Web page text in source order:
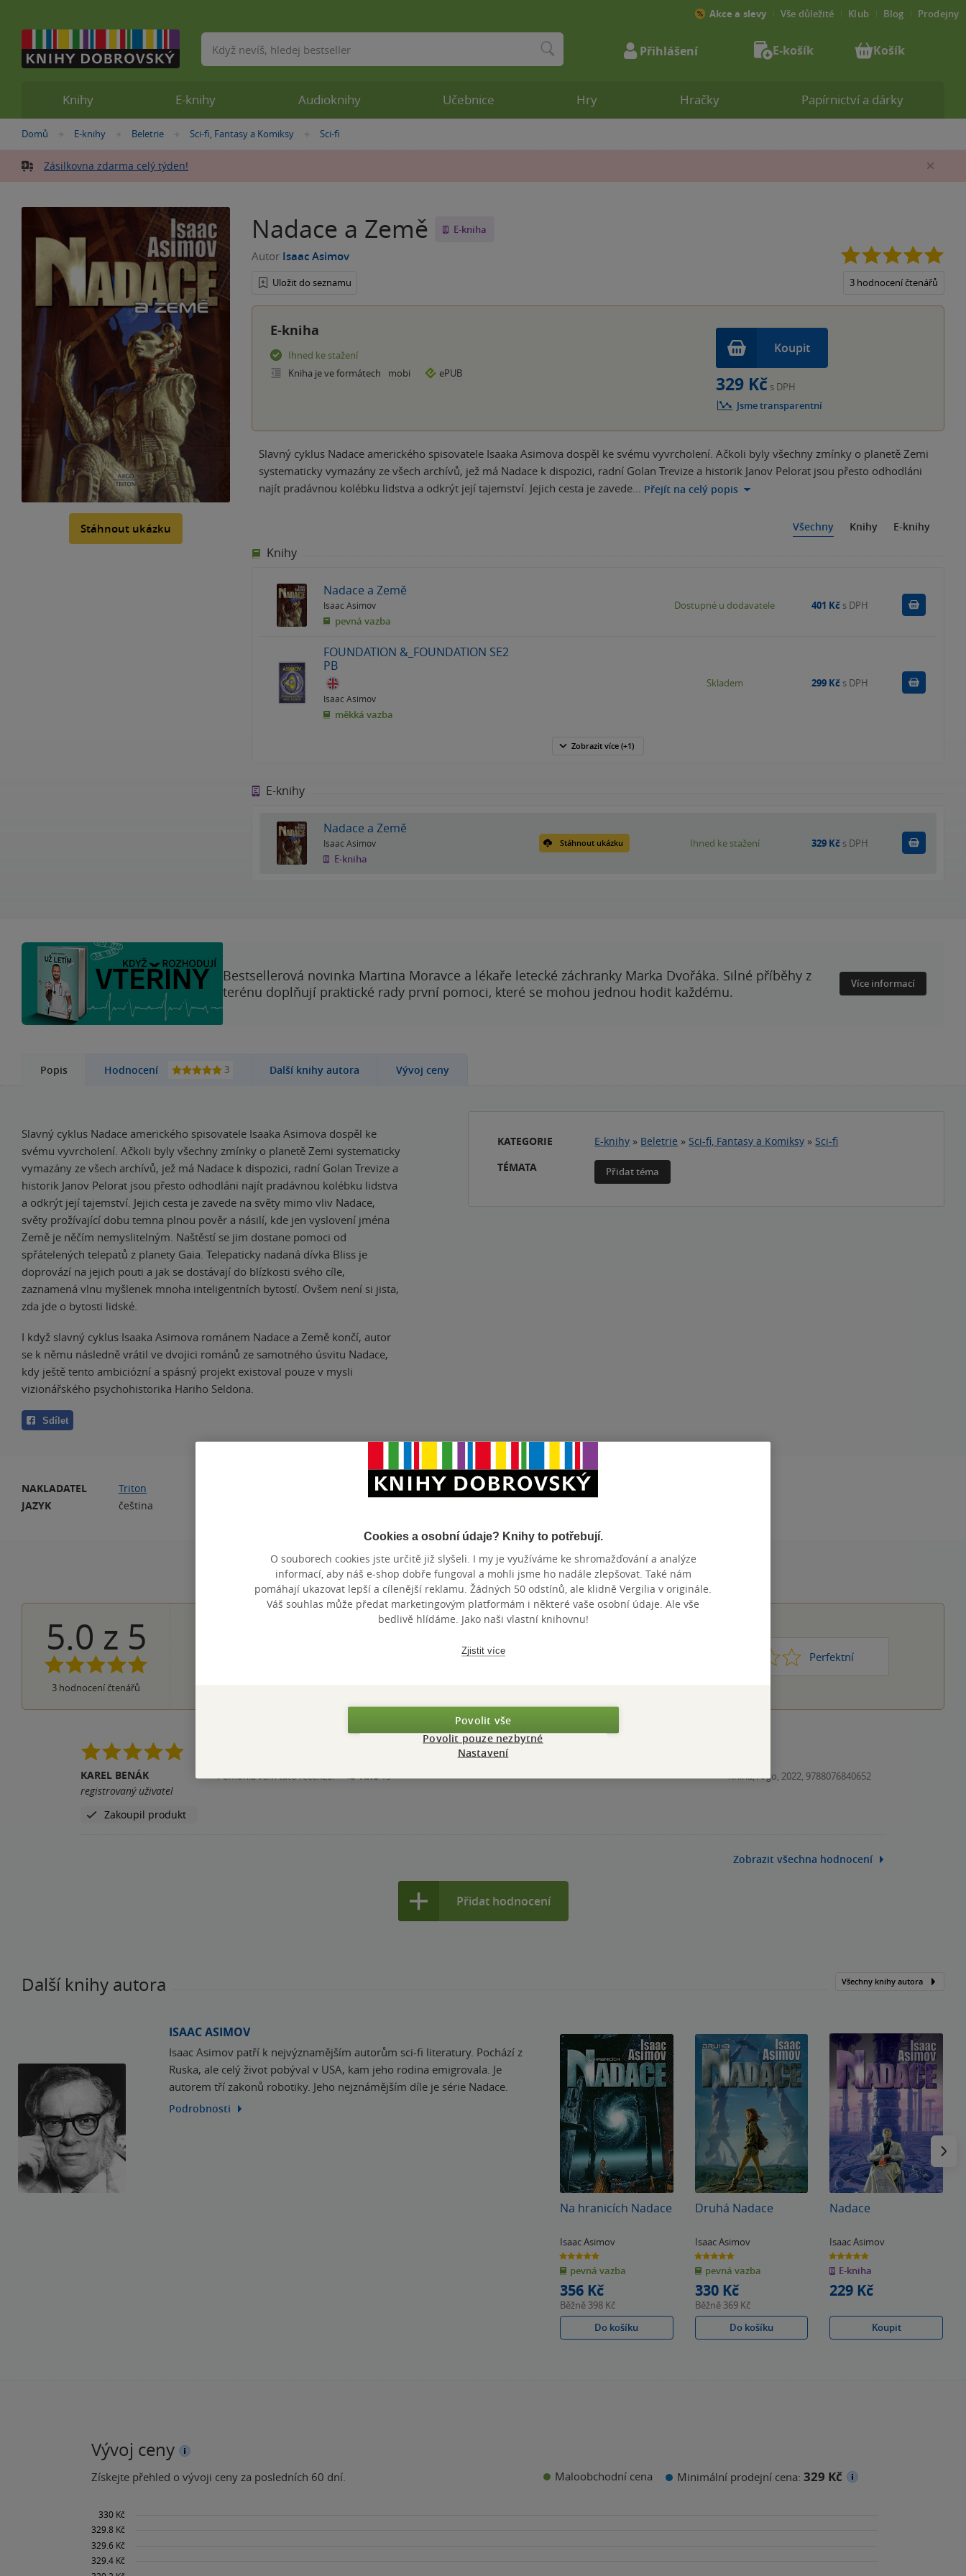
Nacházíte
zde:
Domů »
E-knihy »
Beletrie »
Sci-fi, Fantasy a Komiksy »
Sci-fi
Zásilkovna zdarma celý týden!
Stáhnout ukázku
Nadace a Země E-kniha
Autor Isaac Asimov
Uložit do seznamu 3 hodnocení čtenářů
E-kniha
Ihned ke stažení
Kniha je ve formátech
mobi ePUB
Koupit
329 Kč s DPH
Jsme transparentní
Slavný cyklus Nadace amerického spisovatele Isaaka Asimova dospěl ke svému vyvrcholení. Ačkoli byly všechny zmínky o planetě Zemi
systematicky vymazány ze všech archívů, jež má Nadace k dispozici, radní Golan Trevize a historik Janov Pelorat jsou přesto odhodláni
najít pradávnou kolébku lidstva a odkrýt její tajemství. Jejich cesta je zavede… Přejít na celý popis
Všechny Knihy E-knihy
Knihy
Nadace a Země
Isaac Asimov
pevná vazba
Dostupné u dodavatele 401 Kč s DPH
FOUNDATION &_FOUNDATION SE2
PB
Isaac Asimov
měkká vazba
Skladem 299 Kč s DPH
Zobrazit více (+1)
E-knihy
Nadace a Země
Isaac Asimov
E-kniha
Stáhnout ukázku Ihned ke stažení 329 Kč s DPH Koupit
Bestsellerová novinka Martina Moravce a lékaře letecké záchranky Marka Dvořáka. Silné příběhy z
terénu doplňují praktické rady první pomoci, které se mohou jednou hodit každému.
Více informací
Popis Hodnocení 3 Další knihy autora Vývoj ceny
Slavný cyklus Nadace amerického spisovatele Isaaka Asimova dospěl ke
svému vyvrcholení. Ačkoli byly všechny zmínky o planetě Zemi systematicky
vymazány ze všech archívů, jež má Nadace k dispozici, radní Golan Trevize a
historik Janov Pelorat jsou přesto odhodláni najít pradávnou kolébku lidstva
a odkrýt její tajemství. Jejich cesta je zavede na světy mimo vliv Nadace,
světy prožívající dobu temna plnou pověr a násilí, kde jen vyslovení jména
Země je něčím nemyslitelným. Naštěstí se jim dostane pomoci od
spřátelených telepatů z planety Gaia. Telepaticky nadaná dívka Bliss je
doprovází na jejich pouti a jak se dostávají do blízkosti svého cíle,
zaznamená vlnu myšlenek mnoha inteligentních bytostí. Ovšem není si jista,
zda jde o bytosti lidské.
I když slavný cyklus Isaaka Asimova románem Nadace a Země končí, autor
se k němu následně vrátil ve dvojici románů ze samotného úsvitu Nadace,
kdy ještě tento ambiciózní a spásný projekt existoval pouze v mysli
vizionářského psychohistorika Hariho Seldona.
Sdílet
KATEGORIE E-knihy » Beletrie » Sci-fi, Fantasy a Komiksy » Sci-fi
TÉMATA
Přidat téma
NAKLADATEL
Triton
JAZYK
čeština
374
Hodnocení a recenze čtenářů
5.0 z 5
3 hodnocení čtenářů
Hodnocení našich knihkupců: 0.0 z 5 Perfektní
KAREL BENÁK
registrovaný uživatel
Zakoupil produkt
Nadace a Země? O čem chcete diskutovat? Kniha je prostě srdcovka, Isaac Asimov a jeho dílo se neomrzí.
Pomohla vám tato recenze? Ano15 Kniha, Argo, 2022, 9788076840652
Zobrazit všechna hodnocení
Přidat hodnocení
Další knihy autora Všechny knihy autora
ISAAC ASIMOV
Isaac Asimov patří k nejvýznamějším autorům sci-fi literatury. Pochází z
Ruska, ale celý život pobýval v USA, kam jeho rodina emigrovala. Je
autorem tří zakonů robotiky. Jeho nejznámějším díle je série Nadace.
Podrobnosti
Na hranicích Nadace
Isaac Asimov
5.0
z
5
hvězdiček
pevná vazba
356 Kč
Běžně 398 Kč
Do košíku
Druhá Nadace
Isaac Asimov
4.8
z
5
hvězdiček
pevná vazba
330 Kč
Běžně 369 Kč
Do košíku
Nadace
Isaac Asimov
4.8
z
5
hvězdiček
E-kniha
229 Kč
Koupit
Vývoj ceny
Získejte přehled o vývoji ceny za posledních 60 dní. Maloobchodní cena Minimální prodejní cena: 329 Kč
Knihy E-knihy Audioknihy Učebnice Hry Hračky Papírnictví a dárky
Akce a slevy Vše důležité Klub Blog Prodejny
Vyhledávání Přihlášení E-košík Košík
Cookies a osobní údaje? Knihy to potřebují.
O souborech cookies jste určitě již slyšeli. I my je využíváme ke shromažďování a analýze
informací, aby náš e-shop dobře fungoval a mohli jsme ho nadále zlepšovat. Také nám
pomáhají ukazovat lepší a cílenější reklamu. Žádných 50 odstínů, ale klidně Vergilia v originále.
Váš souhlas může předat marketingovým platformám i některé vaše osobní údaje. Ale vše
bedlivě hlídáme. Jako naši vlastní knihovnu!
Zjistit více
Povolit vše
Povolit pouze nezbytné
Nastavení